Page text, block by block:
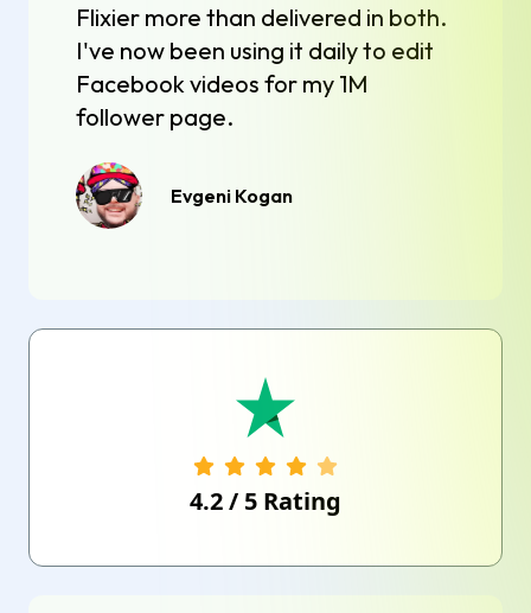
Flixier more than delivered in both.
I've now been using it daily to edit
Facebook videos for my 1M
follower page.
Evgeni Kogan
4.2/ 5 Rating